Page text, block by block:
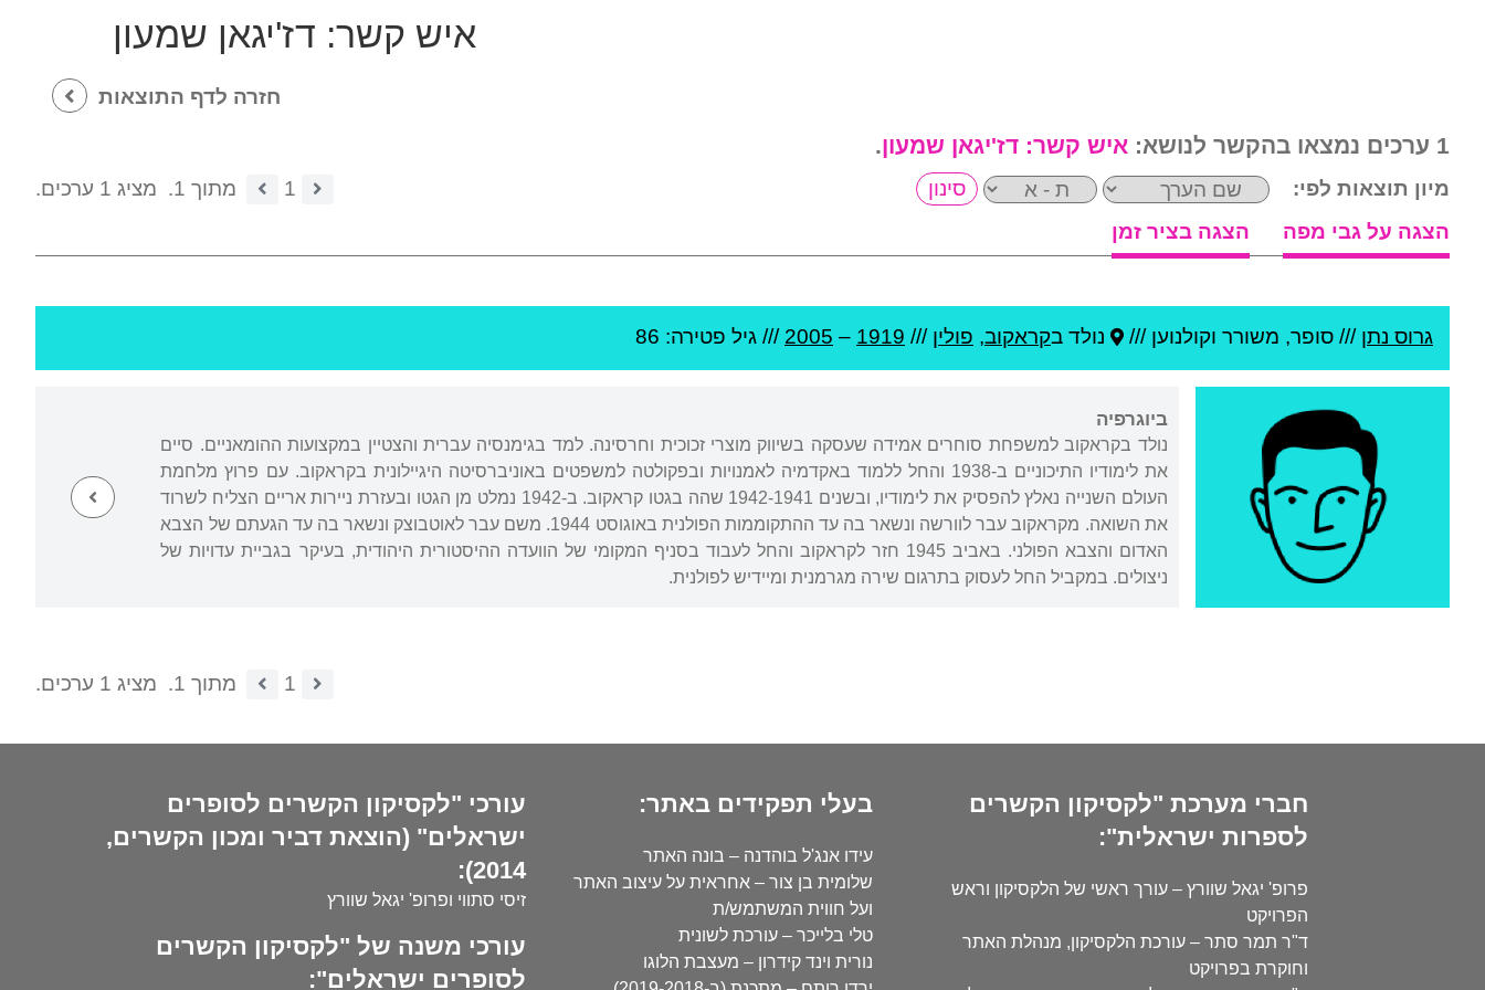
איש קשר: דז'יגאן שמעון
חזרה לדף התוצאות
1 ערכים נמצאו בהקשר לנושא: איש קשר: דז'יגאן שמעון.
מיון תוצאות לפי: 1 מתוך 1.
מציג 1 ערכים.
הצגה על גבי מפה
הצגה בציר זמן
גרוס נתן /// סופר, משורר וקולנוען /// נולד בקראקוב, פולין ///
1919
–
2005 /// גיל פטירה: 86
ביוגרפיה
נולד בקראקוב למשפחת סוחרים אמידה שעסקה בשיווק מוצרי זכוכית וחרסינה. למד בגימנסיה עברית והצטיין במקצועות ההומאניים. סיים
את לימודיו התיכוניים ב-1938 והחל ללמוד באקדמיה לאמנויות ובפקולטה למשפטים באוניברסיטה היגיילונית בקראקוב. עם פרוץ מלחמת
העולם השנייה נאלץ להפסיק את לימודיו, ובשנים 1942-1941 שהה בגטו קראקוב. ב-1942 נמלט מן הגטו ובעזרת ניירות אריים הצליח לשרוד
את השואה. מקראקוב עבר לוורשה ונשאר בה עד ההתקוממות הפולנית באוגוסט 1944. משם עבר לאוטבוצק ונשאר בה עד הגעתם של הצבא
האדום והצבא הפולני. באביב 1945 חזר לקראקוב והחל לעבוד בסניף המקומי של הוועדה ההיסטורית היהודית, בעיקר בגביית עדויות של
ניצולים. במקביל החל לעסוק בתרגום שירה מגרמנית ומיידיש לפולנית.
1 מתוך 1. מציג 1 ערכים.
חברי מערכת "לקסיקון הקשרים
לספרות ישראלית":
פרופ' יגאל שוורץ – עורך ראשי של הלקסיקון וראש
הפרויקט
ד"ר תמר סתר – עורכת הלקסיקון, מנהלת האתר
וחוקרת בפרויקט
בעלי תפקידים באתר:
עידו אנג'ל בוהדנה – בונה האתר
שלומית בן צור – אחראית על עיצוב האתר
ועל חווית המשתמש/ת
טלי בלייכר – עורכת לשונית
נורית וינד קידרון – מעצבת הלוגו
עורכי "לקסיקון הקשרים לסופרים
ישראלים" (הוצאת דביר ומכון הקשרים,
2014):
זיסי סתווי ופרופ' יגאל שוורץ
עורכי משנה של "לקסיקון הקשרים
לסופרים ישראלים":